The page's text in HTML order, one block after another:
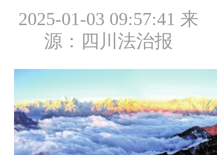
2025-01-03 09:57:41 来
源：四川法治报